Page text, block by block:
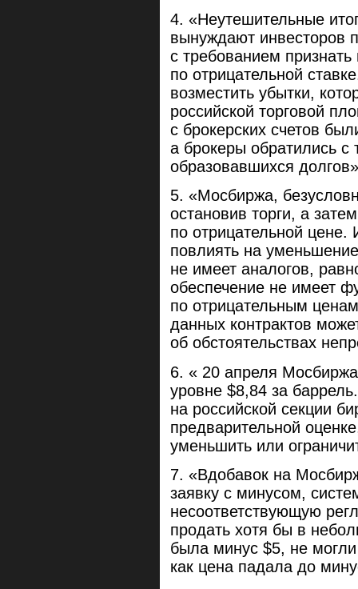
«Неутешительные
вынуждают инвесторов
с требованием
по отрицательной
возместить убытки,
российской торговой
с брокерских счетов
а брокеры обратились с
образовавшихся долгов»
«Мосбиржа,
остановив торги, а
по отрицательной
повлиять на
не имеет аналогов,
обеспечение не имеет
по отрицательным
данных контрактов
об обстоятельствах
« 20 апреля
уровне $8,84 за
на российской секции
предварительной
уменьшить или
«Вдобавок на
заявку с минусом,
несоответствующую
продать хотя бы в
была минус $5, не
как цена падала до